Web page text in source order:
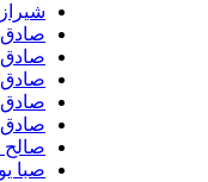
شیرازیس باند
صادق آبان
صادق باغبانی
صادق رضایی
صادق صفدریان
صادق کشاورز
صالح رضایی
صبا یوسفی